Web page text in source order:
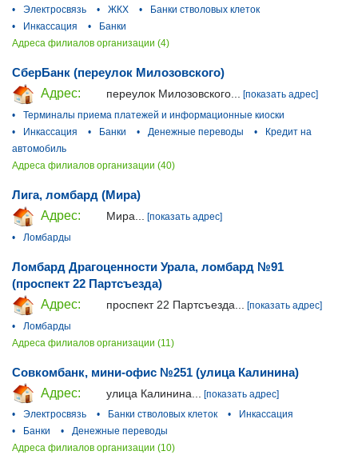
•
Электросвязь • ЖКХ •
Банки стволовых клеток
•
Инкассация •
Банки
Адреса филиалов организации (4)
СберБанк (переулок Милозовского)
Адрес:
переулок Милозовского... [показать адрес]
•
Терминалы приема платежей и информационные киоски
•
Инкассация • Банки • Денежные переводы •
Кредит на
автомобиль
Адреса филиалов организации (40)
Лига, ломбард (Мира)
Адрес:
Мира...
[показать адрес]
•
Ломбарды
Ломбард Драгоценности Урала, ломбард №91
(проспект 22 Партсъезда)
Адрес:
проспект 22 Партсъезда...
[показать адрес]
•
Ломбарды
Адреса филиалов организации (11)
Совкомбанк, мини-офис №251 (улица Калинина)
Адрес:
улица Калинина...
[показать адрес]
•
Электросвязь • Банки стволовых клеток •
Инкассация
•
Банки •
Денежные переводы
Адреса филиалов организации (10)